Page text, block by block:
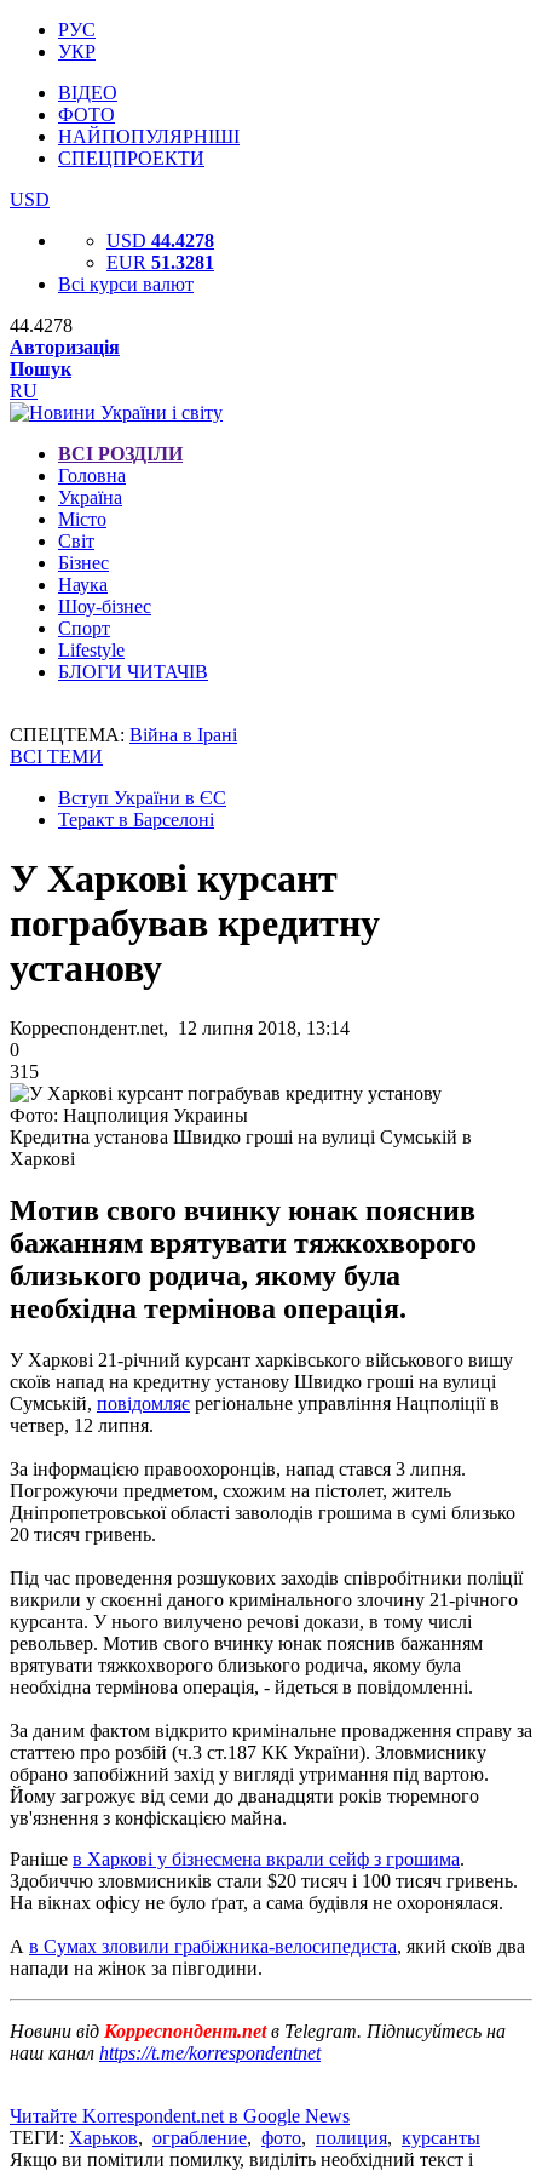
РУС
УКР
ВІДЕО
ФОТО
НАЙПОПУЛЯРНІШІ
СПЕЦПРОЕКТИ
USD
USD 44.4278
EUR 51.3281
Всі курси валют
44.4278
Авторизація
Пошук
RU
ВСІ РОЗДІЛИ
Головна
Україна
Місто
Світ
Бізнес
Наука
Шоу-бізнес
Спорт
Lifestyle
БЛОГИ ЧИТАЧІВ
СПЕЦТЕМА: Війна в Ірані
ВСІ ТЕМИ
Вступ України в ЄС
Теракт в Барселоні
У Харкові курсант
пограбував кредитну
установу
Корреспондент.net, 12 липня 2018, 13:14
0
315
Фото: Нацполиция Украины
Кредитна установа Швидко гроші на вулиці Сумській в
Харкові
Мотив свого вчинку юнак пояснив
бажанням врятувати тяжкохворого
близького родича, якому була
необхідна термінова операція.
У Харкові 21-річний курсант харківського військового вишу
скоїв напад на кредитну установу Швидко гроші на вулиці
Сумській, повідомляє регіональне управління Нацполіції в
четвер, 12 липня.
За інформацією правоохоронців, напад стався 3 липня.
Погрожуючи предметом, схожим на пістолет, житель
Дніпропетровської області заволодів грошима в сумі близько
20 тисяч гривень.
Під час проведення розшукових заходів співробітники поліції
викрили у скоєнні даного кримінального злочину 21-річного
курсанта. У нього вилучено речові докази, в тому числі
револьвер. Мотив свого вчинку юнак пояснив бажанням
врятувати тяжкохворого близького родича, якому була
необхідна термінова операція, - йдеться в повідомленні.
За даним фактом відкрито кримінальне провадження справу за
статтею про розбій (ч.3 ст.187 КК України). Зловмиснику
обрано запобіжний захід у вигляді утримання під вартою.
Йому загрожує від семи до дванадцяти років тюремного
ув'язнення з конфіскацією майна.
Раніше в Харкові у бізнесмена вкрали сейф з грошима.
Здобиччю зловмисників стали $20 тисяч і 100 тисяч гривень.
На вікнах офісу не було ґрат, а сама будівля не охоронялася.
А в Сумах зловили грабіжника-велосипедиста, який скоїв два
напади на жінок за півгодини.
Новини від Корреспондент.netв Telegram. Підписуйтесь на
наш канал https://t.me/korrespondentnet
Читайте Korrespondent.net в Google News
ТЕГИ: Харьков, ограбление, фото, полиция, курсанты
Якщо ви помітили помилку, виділіть необхідний текст і